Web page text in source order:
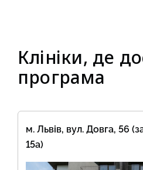
Клініки, де
програма
м. Львів, вул. Довга, 56
15а)